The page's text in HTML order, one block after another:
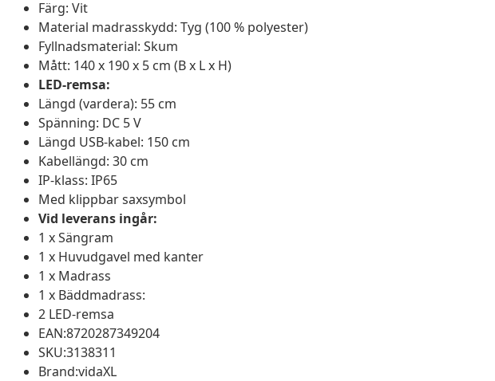
Färg: Vit
Material madrasskydd: Tyg (100 % polyester)
Fyllnadsmaterial: Skum
Mått: 140 x 190 x 5 cm (B x L x H)
LED-remsa:
Längd (vardera): 55 cm
Spänning: DC 5 V
Längd USB-kabel: 150 cm
Kabellängd: 30 cm
IP-klass: IP65
Med klippbar saxsymbol
Vid leverans ingår:
1 x Sängram
1 x Huvudgavel med kanter
1 x Madrass
1 x Bäddmadrass:
2 LED-remsa
EAN:8720287349204
SKU:3138311
Brand:vidaXL